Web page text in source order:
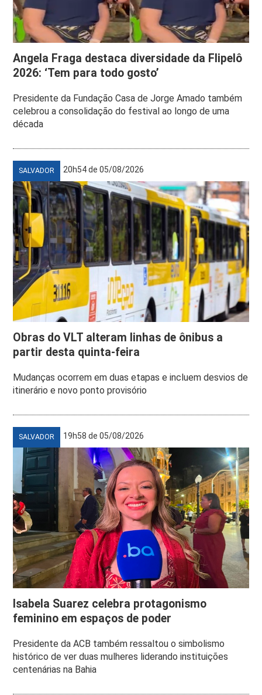
Angela Fraga destaca diversidade da Flipelô
2026: ‘Tem para todo gosto’
Presidente da Fundação Casa de Jorge Amado também
celebrou a consolidação do festival ao longo de uma
década
SALVADOR 20h54 de 05/08/2026
Obras do VLT alteram linhas de ônibus a
partir desta quinta-feira
Mudanças ocorrem em duas etapas e incluem desvios de
itinerário e novo ponto provisório
SALVADOR 19h58 de 05/08/2026
Isabela Suarez celebra protagonismo
feminino em espaços de poder
Presidente da ACB também ressaltou o simbolismo
histórico de ver duas mulheres liderando instituições
centenárias na Bahia